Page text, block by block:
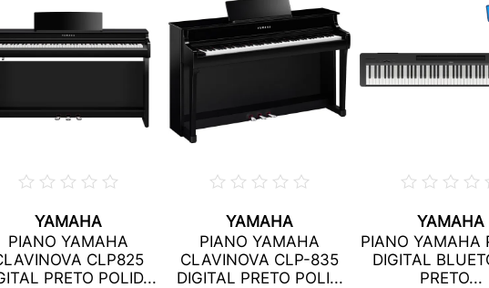
YAMAHA
PIANO YAMAHA
CLP825
PRETO POLID...
YAMAHA
PIANO YAMAHA
CLAVINOVA CLP-835
DIGITAL PRETO POLI...
YAMAHA
PIANO YAMAHA
DIGITAL
PRETO...